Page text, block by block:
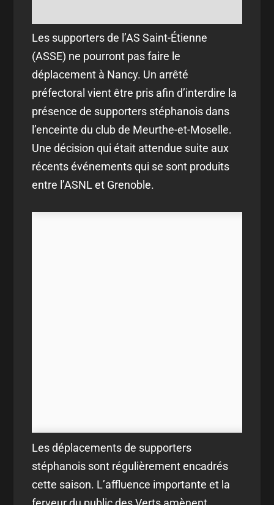
Les supporters de l’AS Saint-Étienne
(ASSE) ne pourront pas faire le
déplacement à Nancy. Un arrêté
préfectoral vient être pris afin d’interdire la
présence de supporters stéphanois dans
l’enceinte du club de Meurthe-et-Moselle.
Une décision qui était attendue suite aux
récents événements qui se sont produits
entre l’ASNL et Grenoble.
Les déplacements de supporters
stéphanois sont régulièrement encadrés
cette saison. L’affluence importante et la